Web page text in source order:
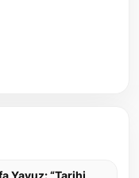
Yavuz: “Tarihi